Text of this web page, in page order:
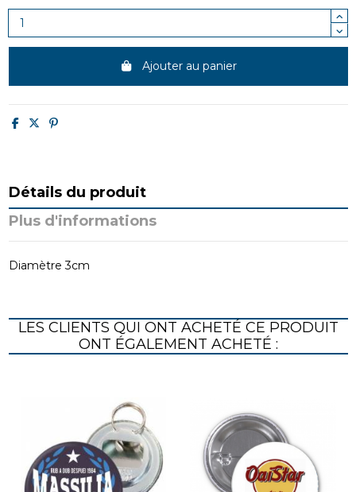
Ajouter au panier
Détails du produit
Plus d'informations
Diamètre 3cm
LES CLIENTS QUI ONT ACHETÉ CE PRODUIT
ONT ÉGALEMENT ACHETÉ :